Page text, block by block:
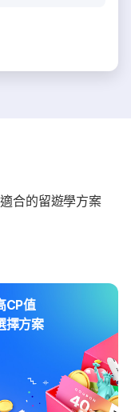
合的留遊學方案
CP值
擇方案